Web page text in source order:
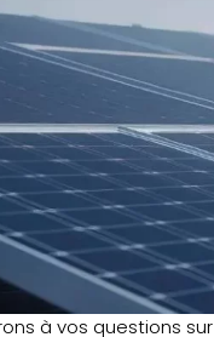
à vos questions sur